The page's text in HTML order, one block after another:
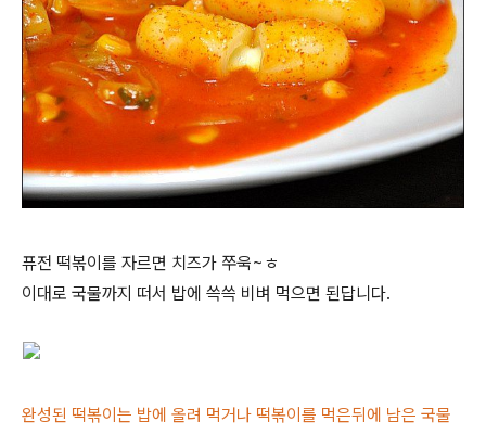
퓨전 떡볶이를 자르면 치즈가 쭈욱~ㅎ
이대로 국물까지 떠서 밥에 쓱쓱 비벼 먹으면 된답니다.
완성된 떡볶이는 밥에 올려 먹거나 떡볶이를 먹은뒤에 남은 국물